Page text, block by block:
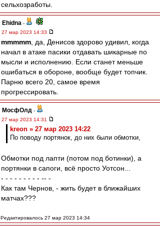
сельхозработы.
Ehidna -
27 мар 2023 14:33
mmmmm , да, Денисов здорово удивил, когда
начал в атаке пасики отдавать шикарные по
мысли и исполнению. Если станет меньше
ошибаться в обороне, вообще будет топчик.
Парню всего 20, самое время
прогрессировать.
МосфОлд -
27 мар 2023 14:31
kreon » 27 мар 2023 14:22
По поводу портянок, до них были обмотки,
Обмотки под лапти (потом под ботинки), а
портянки в сапоги, всё просто Уотсон...
- - - - - - - - - -- -
Как там Чернов, - жить будет в ближайших
матчах???
Редактировалось 27 мар 2023 14:34